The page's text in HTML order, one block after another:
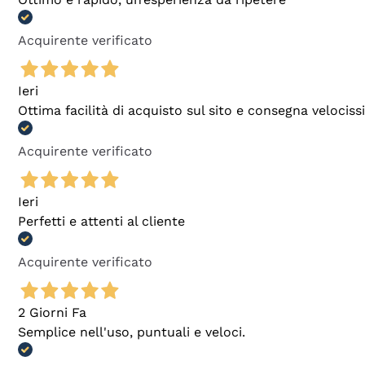
Acquirente verificato
Ieri
Ottima facilità di acquisto sul sito e consegna
Acquirente verificato
Ieri
Perfetti e attenti al cliente
Acquirente verificato
2 Giorni Fa
Semplice nell'uso, puntuali e veloci.